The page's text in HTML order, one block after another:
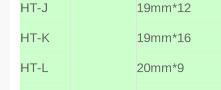
HT-J 19mm*12
HT-K 19mm*16
HT-L 20mm*9